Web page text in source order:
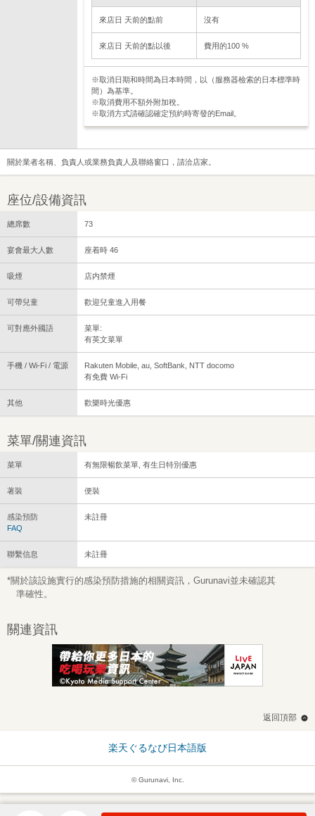
來店日 天前的點前 沒有
來店日 天前的點以後 費用的100 %
※取消日期和時間為日本時間，以（服務器檢索的日本標準時
間）為基準。
※取消費用不額外附加稅。
※取消方式請確認確定預約時寄發的Email。
關於業者名稱、負責人或業務負責人及聯絡窗口，請洽店家。
座位/設備資訊
總席數 73
宴會最大人數 座着時 46
吸煙 店内禁煙
可帶兒童 歡迎兒童進入用餐
可對應外國語
菜單:
有英文菜單
手機 / Wi-Fi / 電源
Rakuten Mobile, au, SoftBank, NTT docomo
有免費 Wi-Fi
其他 歡樂時光優惠
菜單/關連資訊
菜單 有無限暢飲菜單, 有生日特別優惠
著裝 便裝
感染預防
FAQ
未註冊
聯繫信息 未註冊
*關於該設施實行的感染預防措施的相關資訊，Gurunavi並未確認其
準確性。
關連資訊
返回頂部
楽天ぐるなび日本語版
© Gurunavi, Inc.